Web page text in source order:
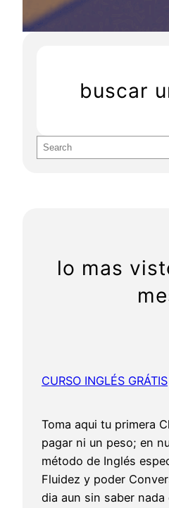
buscar
e
lo mas
CURSO INGLÉS GRÁTIS
Toma aqui tu primera
pagar ni un peso; en
método de Inglés
Fluidez y poder
dia aun sin saber nada